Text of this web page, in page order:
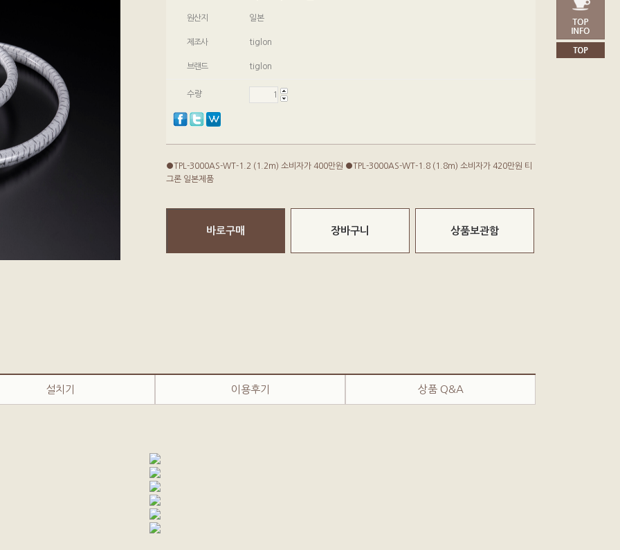
원산지 일본
제조사 tiglon
브랜드 tiglon
수량
●TPL-3000AS-WT-1.2 (1.2m) 소비자가 400만원 ●TPL-3000AS-WT-1.8 (1.8m) 소비자가 420만원 티
그론 일본제품
바로구매 장바구니 상품보관함
설치기 이용후기 상품 Q&A